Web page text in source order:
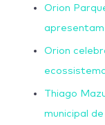
Orion
Orion
Thiago
municipal